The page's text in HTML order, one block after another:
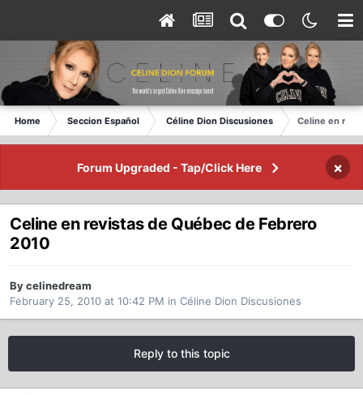
Home Seccion Español Céline Dion Discusiones Celine en
Forum Upgraded - Tap/Click Here ×
Celine en revistas de Québec de Febrero
2010
By celinedream
February 25, 2010 at 10:42 PM in Céline Dion Discusiones
Reply to this topic